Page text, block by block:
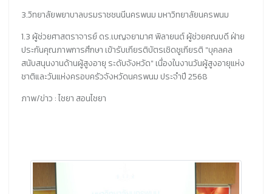
3.วิทยาลัยพยาบาลบรมราชชนนีนครพนม มหาวิทยาลัยนครพนม
1.3 ผู้ช่วยศาสตราจารย์ ดร.เบญจยามาศ พิลายนต์ ผู้ช่วยคณบดี ฝ่าย
ประกันคุณภาพการศึกษา เข้ารับเกียรติบัตรเชิดชูเกียรติ "บุคลคล
สนับสนุนงานด้านผู้สูงอายุ ระดับจังหวัด" เนื่องในงานวันผู้สูงอายุแห่ง
ชาติและวันแห่งครอบครัวจังหวัดนครพนม ประจำปี 2568
ภาพ/ข่าว : ไชยา สอนไชยา